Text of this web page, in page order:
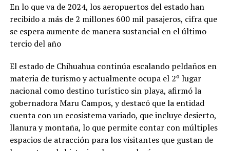
En lo que va de 2024, los aeropuertos del estado han
recibido a más de 2 millones 600 mil pasajeros, cifra que
se espera aumente de manera sustancial en el último
tercio del año
El estado de Chihuahua continúa escalando peldaños en
materia de turismo y actualmente ocupa el 2º lugar
nacional como destino turístico sin playa, afirmó la
gobernadora Maru Campos, y destacó que la entidad
cuenta con un ecosistema variado, que incluye desierto,
llanura y montaña, lo que permite contar con múltiples
espacios de atracción para los visitantes que gustan de